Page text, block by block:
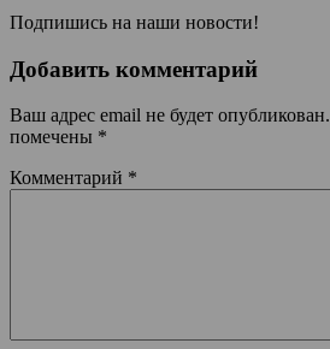
Подпишись на наши новости!
Добавить комментарий
Ваш адрес email не будет опубликован.
помечены *
Комментарий *